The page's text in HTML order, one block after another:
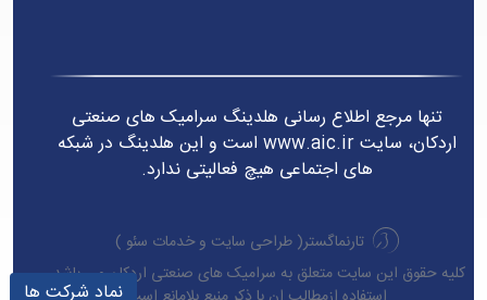
نماد شرکت ها
تنها مرجع اطلاع رسانی هلدینگ سرامیک های صنعتی
اردکان، سایت www.aic.ir است و این هلدینگ در شبکه
های اجتماعی هیچ فعالیتی ندارد.
تارنماگستر(طراحی سایت وخدمات سئو )
کلیه حقوق این سایت متعلق به سرامیک های صنعتی اردکان می باشد.